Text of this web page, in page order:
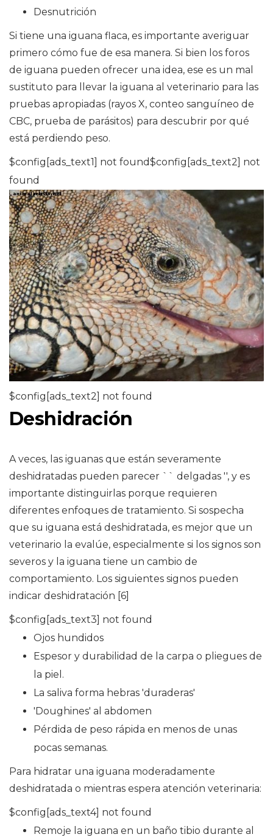
Desnutrición
Si tiene una iguana flaca, es importante averiguar
primero cómo fue de esa manera. Si bien los foros
de iguana pueden ofrecer una idea, ese es un mal
sustituto para llevar la iguana al veterinario para las
pruebas apropiadas (rayos X, conteo sanguíneo de
CBC, prueba de parásitos) para descubrir por qué
está perdiendo peso.
$config[ads_text1] not found$config[ads_text2] not
found
$config[ads_text2] not found
Deshidración
A veces, las iguanas que están severamente
deshidratadas pueden parecer `` delgadas '', y es
importante distinguirlas porque requieren
diferentes enfoques de tratamiento. Si sospecha
que su iguana está deshidratada, es mejor que un
veterinario la evalúe, especialmente si los signos son
severos y la iguana tiene un cambio de
comportamiento. Los siguientes signos pueden
indicar deshidratación [6]
$config[ads_text3] not found
Ojos hundidos
Espesor y durabilidad de la carpa o pliegues de
la piel.
La saliva forma hebras 'duraderas'
'Doughines' al abdomen
Pérdida de peso rápida en menos de unas
pocas semanas.
Para hidratar una iguana moderadamente
deshidratada o mientras espera atención veterinaria:
$config[ads_text4] not found
Remoje la iguana en un baño tibio durante al